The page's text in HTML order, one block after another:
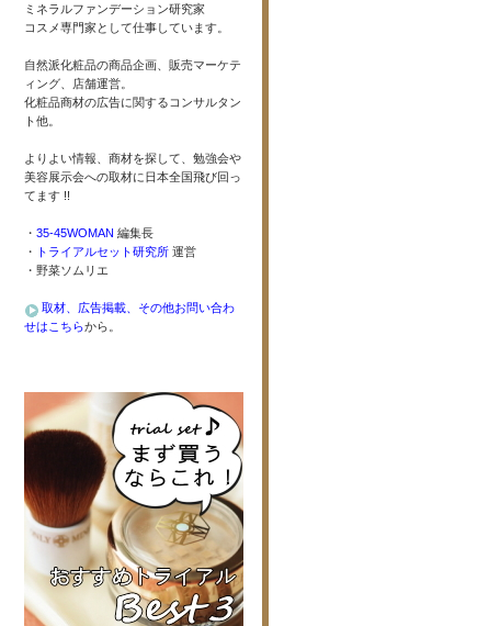
ミネラルファンデーション研究家
コスメ専門家として仕事しています。
自然派化粧品の商品企画、販売マーケテ
ィング、店舗運営。
化粧品商材の広告に関するコンサルタン
ト他。
よりよい情報、商材を探して、勉強会や
美容展示会への取材に日本全国飛び回っ
てます !!
・ 35-45WOMAN 編集長
・
トライアルセット研究所 運営
・野菜ソムリエ
取材、広告掲載、その他お問い合わ
せはこちらから。